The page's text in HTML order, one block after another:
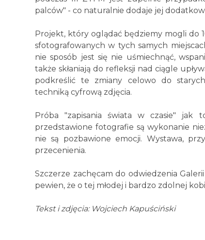
palców" - co naturalnie dodaje jej
Projekt, który oglądać będziemy mogli do
sfotografowanych w tych samych
nie sposób jest się nie uśmiechnąć,
także skłaniają do refleksji nad ciągle
podkreślić te zmiany celowo do
techniką cyfrową zdjęcia.
Próba "zapisania świata w czasie" jak
przedstawione fotografie są wykonanie
nie są pozbawione emocji. Wystawa,
przecenienia.
Szczerze zachęcam do odwiedzenia
pewien, że o tej młodej i bardzo zdolnej
Tekst i zdjęcia: Wojciech Kapuściński